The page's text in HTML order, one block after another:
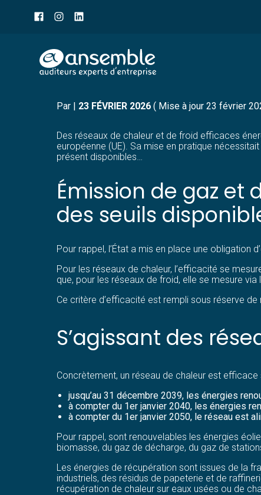
header
Aller
au
EFFICACITÉ DES
Par | 23 FÉVRIER 2026( Mise à jour 23 février
Des réseaux de chaleur et de froid efficaces
européenne (UE). Sa mise en pratique
présent disponibles…
Émission de gaz et
des seuils
Pour rappel, l’État a mis en place une obligation
Pour les réseaux de chaleur, l’efficacité se
que, pour les réseaux de froid, elle se mesure
Ce critère d’efficacité est rempli sous réserve
S’agissant des
Concrètement, un réseau de chaleur est efficace
jusqu’au 31 décembre 2039, les énergies
à compter du 1er janvier 2040, les énergies
à compter du 1er janvier 2050, le réseau est
Pour rappel, sont renouvelables les énergies
biomasse, du gaz de décharge, du gaz de
Les énergies de récupération sont issues de la
industriels, des résidus de papeterie et de
récupération de chaleur sur eaux usées ou de